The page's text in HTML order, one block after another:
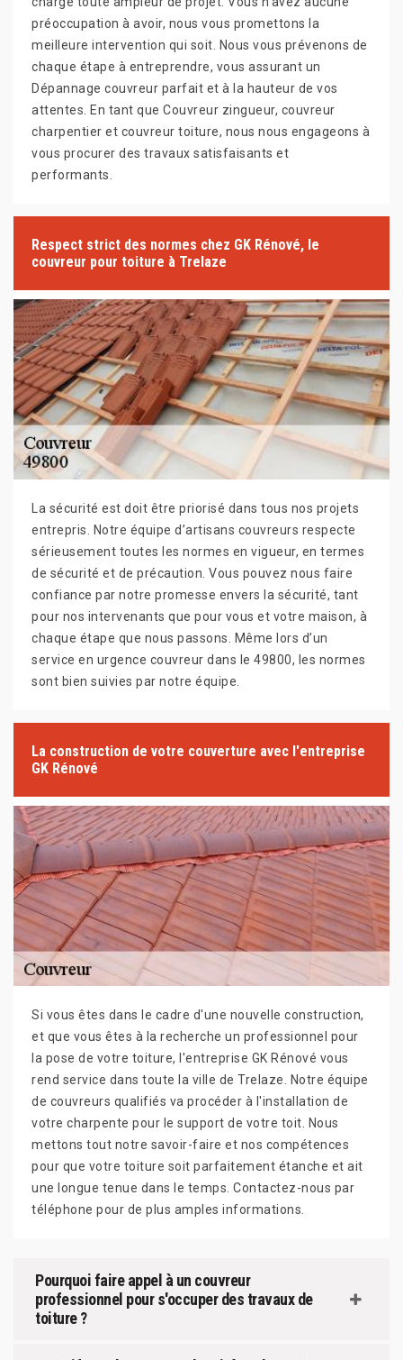
préoccupation à avoir, nous vous promettons la
meilleure intervention qui soit. Nous vous prévenons de
chaque étape à entreprendre, vous assurant un
Dépannage couvreur parfait et à la hauteur de vos
attentes. En tant que Couvreur zingueur, couvreur
charpentier et couvreur toiture, nous nous engageons à
vous procurer des travaux satisfaisants et
performants.
Respect strict des normes chez GK Rénové, le
couvreur pour toiture à Trelaze
La sécurité est doit être priorisé dans tous nos projets
entrepris. Notre équipe d’artisans couvreurs respecte
sérieusement toutes les normes en vigueur, en termes
de sécurité et de précaution. Vous pouvez nous faire
confiance par notre promesse envers la sécurité, tant
pour nos intervenants que pour vous et votre maison, à
chaque étape que nous passons. Même lors d’un
service en urgence couvreur dans le 49800, les normes
sont bien suivies par notre équipe.
La construction de votre couverture avec l'entreprise
GK Rénové
Si vous êtes dans le cadre d'une nouvelle construction,
et que vous êtes à la recherche un professionnel pour
la pose de votre toiture, l'entreprise GK Rénové vous
rend service dans toute la ville de Trelaze. Notre équipe
de couvreurs qualifiés va procéder à l'installation de
votre charpente pour le support de votre toit. Nous
mettons tout notre savoir-faire et nos compétences
pour que votre toiture soit parfaitement étanche et ait
une longue tenue dans le temps. Contactez-nous par
téléphone pour de plus amples informations.
Pourquoi faire appel à un couvreur
professionnel pour s'occuper des travaux de
toiture ?